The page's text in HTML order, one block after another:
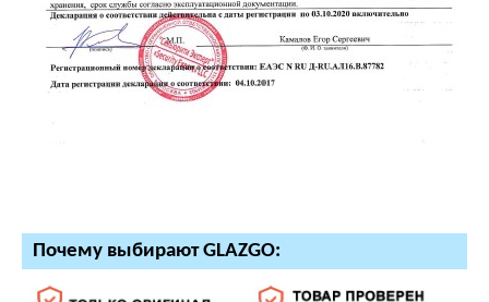
Почему выбирают GLAZGO: